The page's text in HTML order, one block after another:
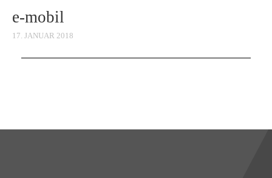
e-mobil
17. JANUAR 2018